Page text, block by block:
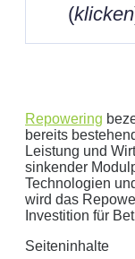
(klicken
Geben Sie hier
kWh
Wir empfehlen:
Speicher.
Repowering
bereits
Leistung und
sinkender
Technologien
wird das
Investition für
Seiteninhalte